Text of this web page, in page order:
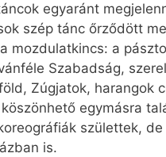
egyaránt
szép tánc őrződött
a
Szabadság,
Zúgjatok, harangok
egymásra
születtek,
is.